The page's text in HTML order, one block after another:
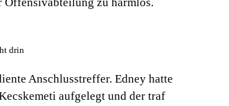
drin
Anschlusstreffer. Edney hatte
aufgelegt und der traf